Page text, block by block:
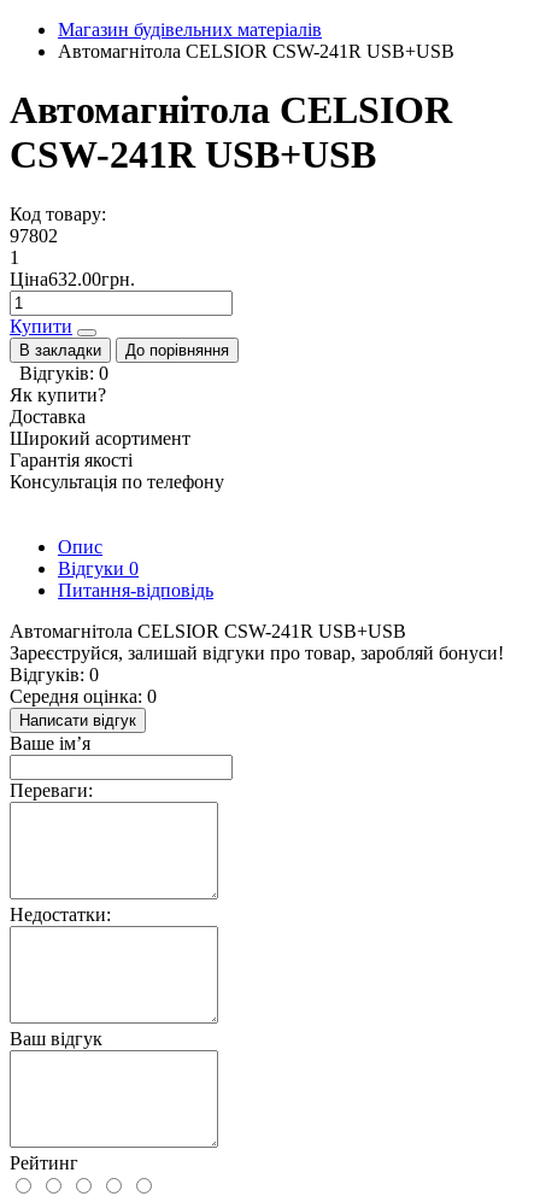
Магазин будівельних матеріалів
Автомагнітола CELSIOR CSW-241R USB+USB
Автомагнітола CELSIOR
CSW-241R USB+USB
Код товару:
97802
1
Ціна632.00грн.
Купити
В закладки До порівняння
Відгуків: 0
Як купити?
Доставка
Широкий асортимент
Гарантія якості
Консультація по телефону
Опис
Відгуки 0
Питання-відповідь
Автомагнітола CELSIOR CSW-241R USB+USB
Зареєструйся, залишай відгуки про товар, заробляй бонуси!
Відгуків: 0
Середня оцінка: 0
Написати відгук
Ваше ім’я
Переваги:
Недостатки:
Ваш відгук
Рейтинг